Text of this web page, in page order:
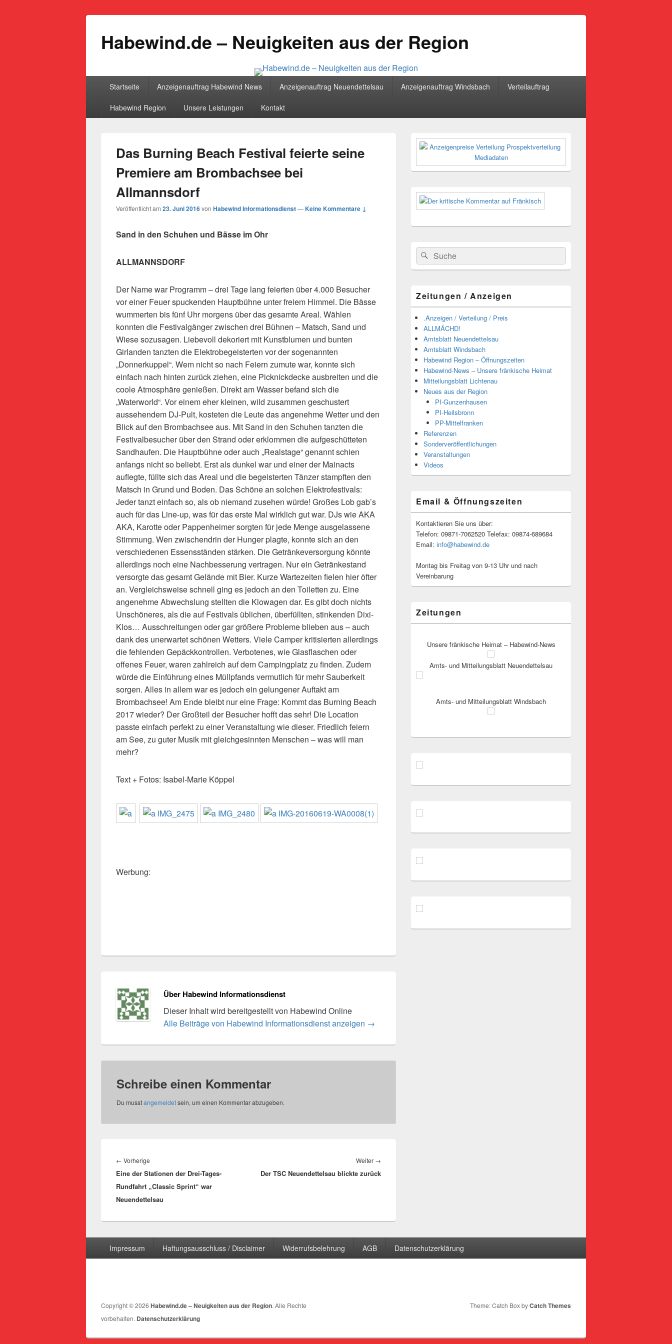
Habewind.de – Neuigkeiten aus der Region
Startseite Anzeigenauftrag Habewind News Anzeigenauftrag Neuendettelsau Anzeigenauftrag Windsbach Verteilauftrag
Habewind Region Unsere Leistungen Kontakt
Das Burning Beach Festival feierte seine
Premiere am Brombachsee bei
Allmannsdorf
Veröffentlicht am 23. Juni 2016von Habewind Informationsdienst—Keine Kommentare ↓
Sand in den Schuhen und Bässe im Ohr
ALLMANNSDORF
Der Name war Programm – drei Tage lang feierten über 4.000 Besucher
vor einer Feuer spuckenden Hauptbühne unter freiem Himmel. Die Bässe
wummerten bis fünf Uhr morgens über das gesamte Areal. Wählen
konnten die Festivalgänger zwischen drei Bühnen – Matsch, Sand und
Wiese sozusagen. Liebevoll dekoriert mit Kunstblumen und bunten
Girlanden tanzten die Elektrobegeisterten vor der sogenannten
„Donnerkuppel“. Wem nicht so nach Feiern zumute war, konnte sich
einfach nach hinten zurück ziehen, eine Picknickdecke ausbreiten und die
coole Atmosphäre genießen. Direkt am Wasser befand sich die
„Waterworld“. Vor einem eher kleinen, wild zusammen geschustert
aussehendem DJ-Pult, kosteten die Leute das angenehme Wetter und den
Blick auf den Brombachsee aus. Mit Sand in den Schuhen tanzten die
Festivalbesucher über den Strand oder erklommen die aufgeschütteten
Sandhaufen. Die Hauptbühne oder auch „Realstage“ genannt schien
anfangs nicht so beliebt. Erst als dunkel war und einer der Mainacts
auflegte, füllte sich das Areal und die begeisterten Tänzer stampften den
Matsch in Grund und Boden. Das Schöne an solchen Elektrofestivals:
Jeder tanzt einfach so, als ob niemand zusehen würde! Großes Lob gab’s
auch für das Line-up, was für das erste Mal wirklich gut war. DJs wie AKA
AKA, Karotte oder Pappenheimer sorgten für jede Menge ausgelassene
Stimmung. Wen zwischendrin der Hunger plagte, konnte sich an den
verschiedenen Essensständen stärken. Die Getränkeversorgung könnte
allerdings noch eine Nachbesserung vertragen. Nur ein Getränkestand
versorgte das gesamt Gelände mit Bier. Kurze Wartezeiten fielen hier öfter
an. Vergleichsweise schnell ging es jedoch an den Toiletten zu. Eine
angenehme Abwechslung stellten die Klowagen dar. Es gibt doch nichts
Unschöneres, als die auf Festivals üblichen, überfüllten, stinkenden Dixi-
Klos… Ausschreitungen oder gar größere Probleme blieben aus – auch
dank des unerwartet schönen Wetters. Viele Camper kritisierten allerdings
die fehlenden Gepäckkontrollen. Verbotenes, wie Glasflaschen oder
offenes Feuer, waren zahlreich auf dem Campingplatz zu finden. Zudem
würde die Einführung eines Müllpfands vermutlich für mehr Sauberkeit
sorgen. Alles in allem war es jedoch ein gelungener Auftakt am
Brombachsee! Am Ende bleibt nur eine Frage: Kommt das Burning Beach
2017 wieder? Der Großteil der Besucher hofft das sehr! Die Location
passte einfach perfekt zu einer Veranstaltung wie dieser. Friedlich feiern
am See, zu guter Musik mit gleichgesinnten Menschen – was will man
mehr?
Text + Fotos: Isabel-Marie Köppel
Werbung:
Über Habewind Informationsdienst
Dieser Inhalt wird bereitgestellt von Habewind Online
Alle Beiträge von Habewind Informationsdienst anzeigen →
Schreibe einen Kommentar
Du musstangemeldetsein, um einen Kommentar abzugeben.
← Vorherige
Beitrag:
Eine der Stationen der Drei-Tages-
Rundfahrt „Classic Sprint“ war
Neuendettelsau
Weiter →
Beitrag:
Der TSC Neuendettelsau blickte zurück
Primärer
Seitenleisten-
Suchen
nach:
Suchen
Zeitungen / Anzeigen
.Anzeigen / Verteilung / Preis
ALLMÄCHD!
Amtsblatt Neuendettelsau
Amtsblatt Windsbach
Habewind Region – Öffnungszeiten
Habewind-News – Unsere fränkische Heimat
Mitteilungsblatt Lichtenau
Neues aus der Region
PI-Gunzenhausen
PI-Heilsbronn
PP-Mittelfranken
Referenzen
Sonderveröffentlichungen
Veranstaltungen
Videos
Email & Öffnungszeiten
Kontaktieren Sie uns über:
Telefon: 09871-7062520 Telefax: 09874-689684
Email: info@habewind.de
Montag bis Freitag von 9-13 Uhr und nach
Vereinbarung
Zeitungen
Unsere fränkische Heimat – Habewind-News
Amts- und Mitteilungsblatt Neuendettelsau
Amts- und Mitteilungsblatt Windsbach
Impressum Haftungsausschluss / Disclaimer Widerrufsbelehrung AGB Datenschutzerklärung
Copyright © 2026 Habewind.de – Neuigkeiten aus der Region. Alle Rechte
vorbehalten. Datenschutzerklärung
Theme: Catch Box byCatch Themes